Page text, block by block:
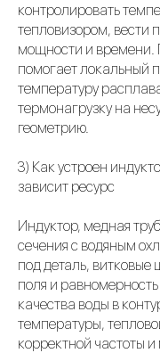
контролировать
тепловизором, вести
мощности и времени.
помогает локальный
температуру
термонагрузку на
геометрию.
3) Как устроен
зависит ресурс
Индуктор, медная
сечения с водяным
под деталь,
поля и
качества воды в
температуры,
корректной частоты